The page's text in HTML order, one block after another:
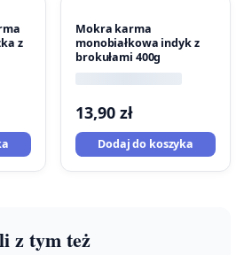
z
Mokra karma
monobiałkowa indyk z
brokułami 400g
13,90 zł
Dodaj do koszyka
z tym też